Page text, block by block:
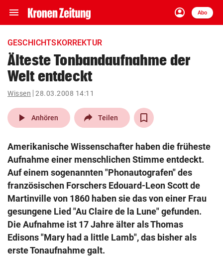
menu Navigation
ein-/ausklappen
account_circle
Anmelden
Abo
close Schließen
account_circle Anmelden
pin_drop
Wien arrow_right
search
Suchbegriff
eingeben
© Krone Multimedia GmbH & Co KG 2026
Muthgasse 2, 1190 Wien
GESCHICHTSKORREKTUR
Älteste Tonbandaufnahme der
Welt entdeckt
Wissen 28.03.2008 14:11
play_arrow Anhören Teilen
Amerikanische Wissenschafter haben die früheste
Aufnahme einer menschlichen Stimme entdeckt.
Auf einem sogenannten "Phonautografen" des
französischen Forschers Edouard-Leon Scott de
Martinville von 1860 haben sie das von einer Frau
gesungene Lied "Au Claire de la Lune" gefunden.
Die Aufnahme ist 17 Jahre älter als Thomas
Edisons "Mary had a little Lamb", das bisher als
erste Tonaufnahme galt.